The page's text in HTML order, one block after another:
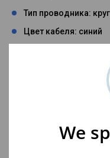
Тип проводника:
Цвет кабеля: синий
Индуктивность:
Сечение
Конструкция кабеля:
We